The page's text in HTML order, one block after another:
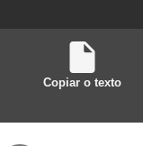
Copiar o texto